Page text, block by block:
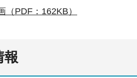
PDF：162KB）
報